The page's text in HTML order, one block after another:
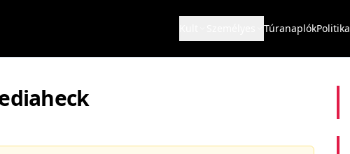
TúranaplókPolitika